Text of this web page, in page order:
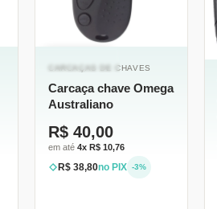
ESGOTADO
CARCAÇAS DE CHAVES
Carcaça chave Omega
Australiano
R$ 40,00
em até 4x R$ 10,76
R$ 38,80no PIX -3%